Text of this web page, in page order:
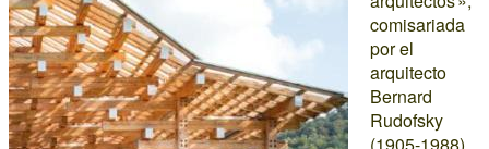
comisariada
por el
arquitecto
Bernard
Rudofsky